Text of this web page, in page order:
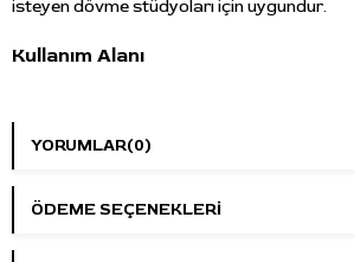
isteyen dövme stüdyoları için uygundur.
Kullanım Alanı
hatalı yerleşen stencil’in temizlenmesi ve
YORUMLAR(0)
ÖDEME SEÇENEKLERI